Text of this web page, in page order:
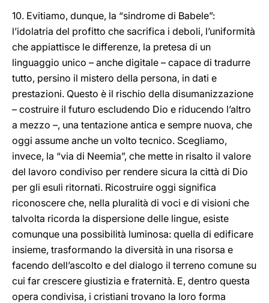
10. Evitiamo, dunque, la “sindrome di Babele”:
l’idolatria del profitto che sacrifica i deboli, l’uniformità
che appiattisce le differenze, la pretesa di un
linguaggio unico – anche digitale – capace di tradurre
tutto, persino il mistero della persona, in dati e
prestazioni. Questo è il rischio della disumanizzazione
– costruire il futuro escludendo Dio e riducendo l’altro
a mezzo –, una tentazione antica e sempre nuova, che
oggi assume anche un volto tecnico. Scegliamo,
invece, la “via di Neemia”, che mette in risalto il valore
del lavoro condiviso per rendere sicura la città di Dio
per gli esuli ritornati. Ricostruire oggi significa
riconoscere che, nella pluralità di voci e di visioni che
talvolta ricorda la dispersione delle lingue, esiste
comunque una possibilità luminosa: quella di edificare
insieme, trasformando la diversità in una risorsa e
facendo dell’ascolto e del dialogo il terreno comune su
cui far crescere giustizia e fraternità. E, dentro questa
opera condivisa, i cristiani trovano la loro forma